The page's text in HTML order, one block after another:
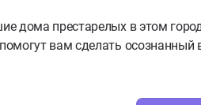
дома престарелых в этом
вам сделать осознанный